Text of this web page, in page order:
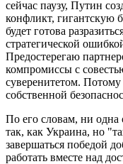
сейчас паузу, Путин
конфликт, гигантскую
будет готова
стратегической
Предостерегаю
компромиссы с
суверенитетом.
собственной
По его словам, ни одна
так, как Украина, но
завершаться победой
работать вместе над